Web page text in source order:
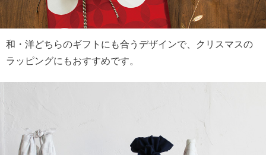
和・洋どちらのギフトにも合うデザインで、クリスマスの
ラッピングにもおすすめです。